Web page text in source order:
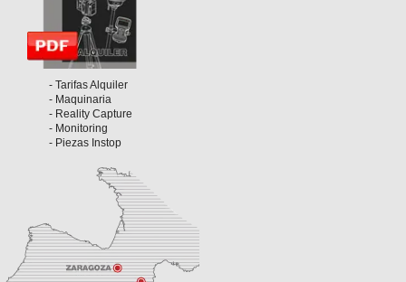
- Tarifas Alquiler
- Maquinaria
- Reality Capture
- Monitoring
- Piezas Instop